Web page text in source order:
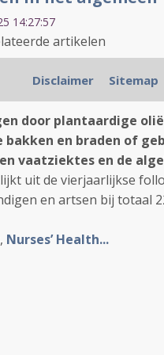
14:27:57
artikelen
JAMA Intern Med.
door plantaardige
en braden of
vaatziektes en de
uit de vierjaarlijkse
en artsen bij totaal
Nurses’ Health...
Disclaimer Sitemap